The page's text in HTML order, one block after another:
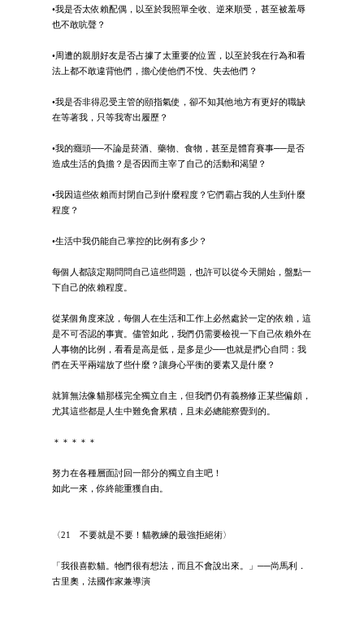
•我是否太依賴配偶，以至於我照單全收、逆來順受，甚至被羞辱
也不敢吭聲？
•周遭的親朋好友是否占據了太重要的位置，以至於我在行為和看
法上都不敢違背他們，擔心使他們不悅、失去他們？
•我是否非得忍受主管的頤指氣使，卻不知其他地方有更好的職缺
在等著我，只等我寄出履歷？
•我的癮頭──不論是菸酒、藥物、食物，甚至是體育賽事──是否
造成生活的負擔？是否因而主宰了自己的活動和渴望？
•我因這些依賴而封閉自己到什麼程度？它們霸占我的人生到什麼
程度？
•生活中我仍能自己掌控的比例有多少？
每個人都該定期問問自己這些問題，也許可以從今天開始，盤點一
下自己的依賴程度。
從某個角度來說，每個人在生活和工作上必然處於一定的依賴，這
是不可否認的事實。儘管如此，我們仍需要檢視一下自己依賴外在
人事物的比例，看看是高是低，是多是少──也就是捫心自問：我
們在天平兩端放了些什麼？讓身心平衡的要素又是什麼？
就算無法像貓那樣完全獨立自主，但我們仍有義務修正某些偏頗，
尤其這些都是人生中難免會累積，且未必總能察覺到的。
＊＊＊＊＊
努力在各種層面討回一部分的獨立自主吧！
如此一來，你終能重獲自由。
〈21 不要就是不要！貓教練的最強拒絕術〉
「我很喜歡貓。牠們很有想法，而且不會說出來。」──尚馬利．
古里奧，法國作家兼導演